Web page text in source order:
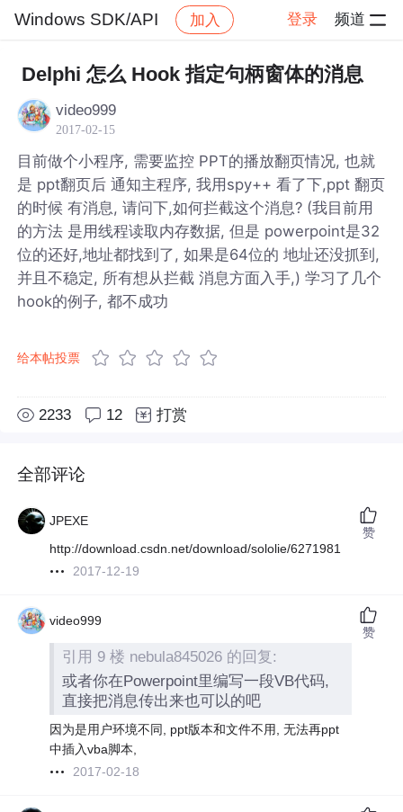
Windows SDK/API 加入 登录 频道
社区 Windows SDK/API 帖子详情
Delphi 怎么 Hook 指定句柄窗体的消息
video999
2017-02-15
目前做个小程序, 需要监控 PPT的播放翻页情况, 也就
是 ppt翻页后 通知主程序, 我用spy++ 看了下,ppt 翻页
的时候 有消息, 请问下,如何拦截这个消息? (我目前用
的方法 是用线程读取内存数据, 但是 powerpoint是32
位的还好,地址都找到了, 如果是64位的 地址还没抓到,
并且不稳定, 所有想从拦截 消息方面入手,) 学习了几个
hook的例子, 都不成功
给本帖投票
2233 12 打赏
全部评论
JPEXE
http://download.csdn.net/download/sololie/6271981
2017-12-19
赞
video999
引用 9 楼 nebula845026 的回复:
或者你在Powerpoint里编写一段VB代码,
直接把消息传出来也可以的吧
因为是用户环境不同, ppt版本和文件不用, 无法再ppt
中插入vba脚本,
2017-02-18
赞